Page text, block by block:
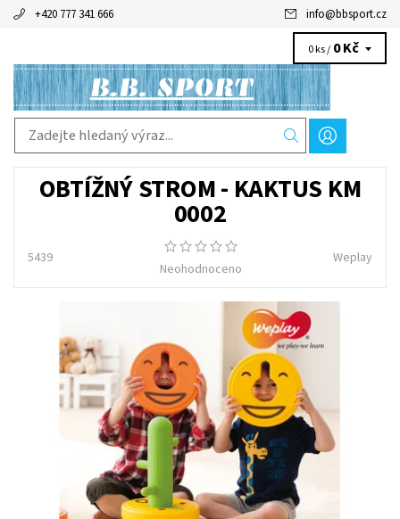
+420 777 341 666 info@bbsport.cz
0 ks / 0 Kč
OBTÍŽNÝ STROM - KAKTUS KM
0002
5439
Neohodnoceno
Weplay